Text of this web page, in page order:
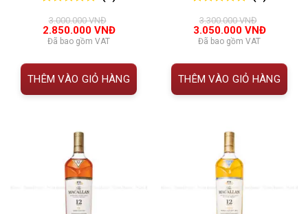
đánh giá
3.000.000VNĐ
Giá
gốc
3.000.000 VNĐ.
2.850.000 VNĐGiá
là:
2.850.000 VNĐ.
Đã bao gồm VAT
THÊM VÀO GIỎ HÀNG
đánh giá
3.300.000VNĐ
Giá
gốc
3.300.000 VNĐ.
3.050.000 VNĐGiá
là:
Đã bao gồm VAT
THÊM VÀO GIỎ HÀNG